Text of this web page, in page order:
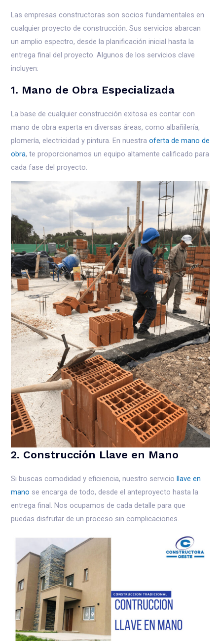
Las empresas constructoras son socios fundamentales en
cualquier proyecto de construcción. Sus servicios abarcan
un amplio espectro, desde la planificación inicial hasta la
entrega final del proyecto. Algunos de los servicios clave
incluyen:
1. Mano de Obra Especializada
La base de cualquier construcción exitosa es contar con
mano de obra experta en diversas áreas, como albañilería,
plomería, electricidad y pintura. En nuestraoferta de mano de
obra, te proporcionamos un equipo altamente calificado para
cada fase del proyecto.
2. Construcción Llave en Mano
Si buscas comodidad y eficiencia, nuestro serviciollave en
mano se encarga de todo, desde el anteproyecto hasta la
entrega final. Nos ocupamos de cada detalle para que
puedas disfrutar de un proceso sin complicaciones.